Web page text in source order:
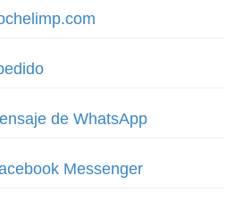
de WhatsApp
Messenger